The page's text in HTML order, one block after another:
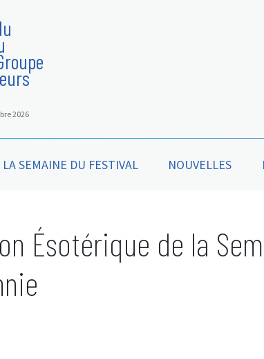
2026
SEMAINE DU FESTIVAL NOUVELLES
Ésotérique de la